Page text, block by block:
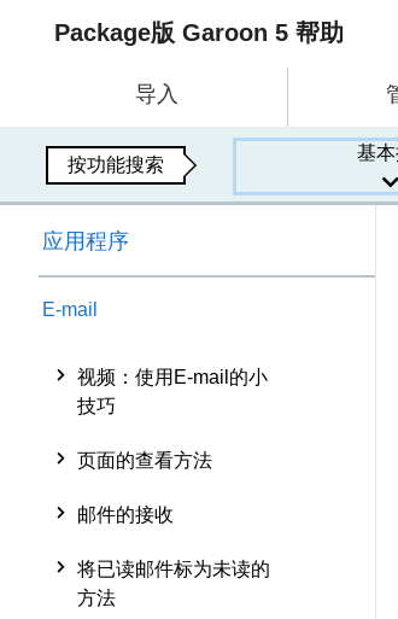
Package版 Garoon 5 帮助
导入
按功能搜索
基
应用程序
E-mail
视频：使用E-mail的小
技巧
页面的查看方法
邮件的接收
将已读邮件标为未读的
方法